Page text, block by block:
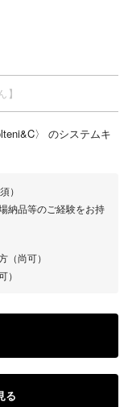
〉 のシステムキ
）
納品等のご経験をお持
（尚可）
）
る